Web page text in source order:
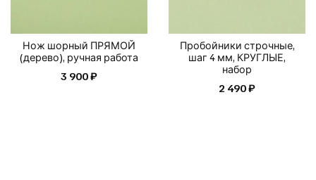
Нож шорный ПРЯМОЙ
(дерево), ручная работа
3 900 ₽
Пробойники строчные,
шаг 4 мм, КРУГЛЫЕ,
набор
2 490 ₽